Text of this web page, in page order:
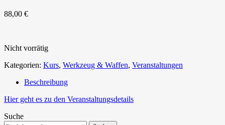
88,00 €
Nicht vorrätig
Kategorien: Kurs, Werkzeug & Waffen, Veranstaltungen
Beschreibung
Hier geht es zu den Veranstaltungsdetails
Suche